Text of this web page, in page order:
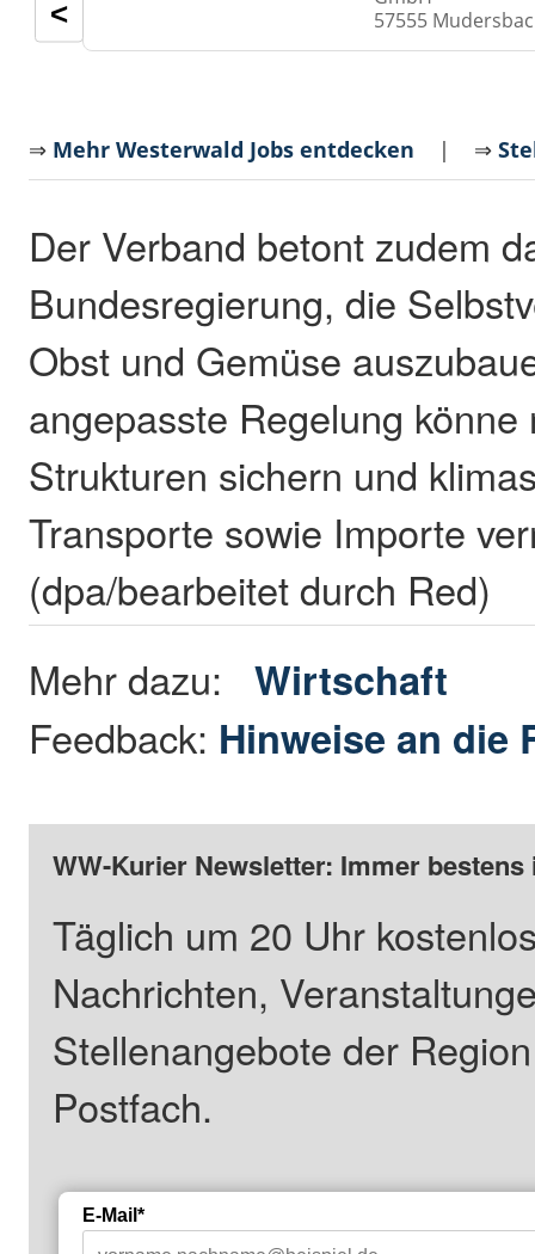
57555
<
⇒ Mehr Westerwald Jobs entdecken | ⇒
Der Verband betont zudem
Bundesregierung, die
Obst und Gemüse
angepasste Regelung könne
Strukturen sichern und
Transporte sowie Importe
(dpa/bearbeitet durch Red)
Mehr dazu:Wirtschaft
Feedback: Hinweise an die
WW-Kurier Newsletter: Immer
Täglich um 20 Uhr
Nachrichten,
Stellenangebote der
Postfach.
E-Mail*